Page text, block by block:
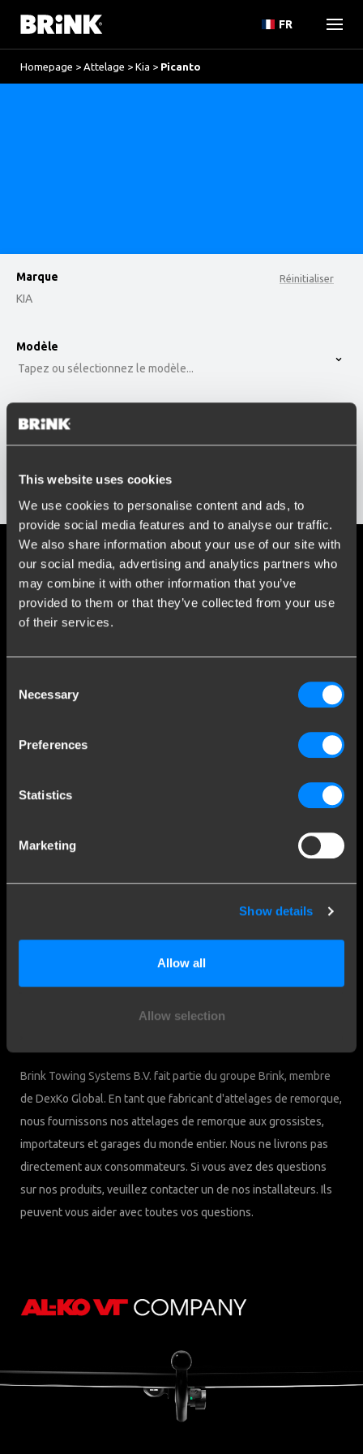
This website uses cookies
We use cookies to personalise content and ads, to
provide social media features and to analyse our traffic.
We also share information about your use of our site with
our social media, advertising and analytics partners who
may combine it with other information that you’ve
provided to them or that they’ve collected from your use
of their services.
Selection
Necessary
Preferences
Statistics
Marketing
Show details
Allow all
Allow selection
FR
Homepage > Attelage > Kia > Picanto
Réinitialiser
Marque
KIA
option , selected.
Modèle
Tapez ou sélectionnez le modèle...
Année d'immatriculation
Réseaux sociaux
Restez informé de nos derniers développements.
Plus de 120 ans d'expertise
Depuis 1903, Brink est passé d'une petite forge à une
entreprise leader mondiale dans le domaine des attelages de
Contact
Clause de non-responsabilité
Downloads
Contact
Rue Henri ROL TANGUY - ZA Les
Brink Towing Systems B.V. fait partie du groupe Brink, membre
de DexKo Global. En tant que fabricant d'attelages de remorque,
nous fournissons nos attelages de remorque aux grossistes,
importateurs et garages du monde entier. Nous ne livrons pas
directement aux consommateurs. Si vous avez des questions
sur nos produits, veuillez contacter un de nos installateurs. Ils
peuvent vous aider avec toutes vos questions.